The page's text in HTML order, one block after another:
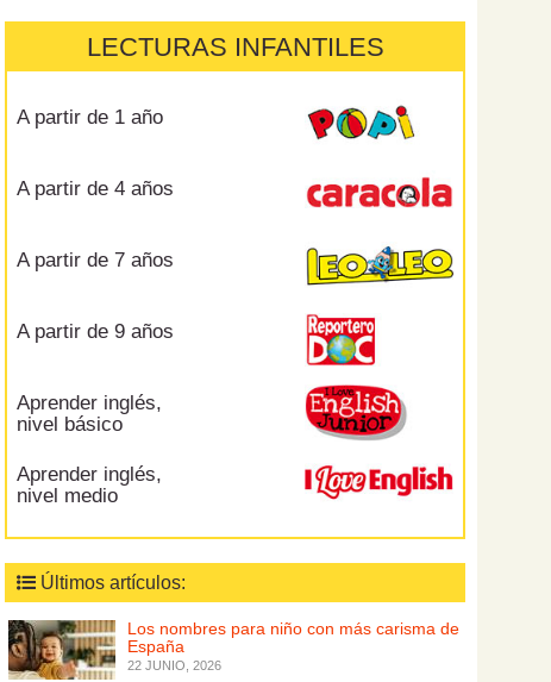
LECTURAS INFANTILES
A partir de 1 año
A partir de 4 años
A partir de 7 años
A partir de 9 años
Aprender inglés,
nivel básico
Aprender inglés,
nivel medio
Últimos artículos:
Los nombres para niño con más carisma de
España
22 JUNIO, 2026